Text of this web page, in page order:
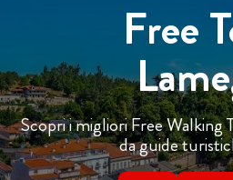
Free
Scopri i migliori Free Walking
da guide